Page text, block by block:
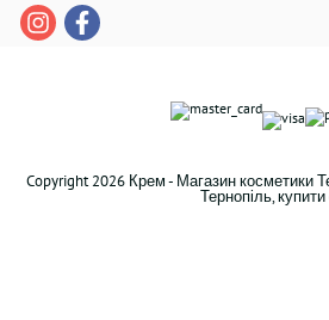
Copyright 2026 Крем - Магазин косметики
Тернопіль,